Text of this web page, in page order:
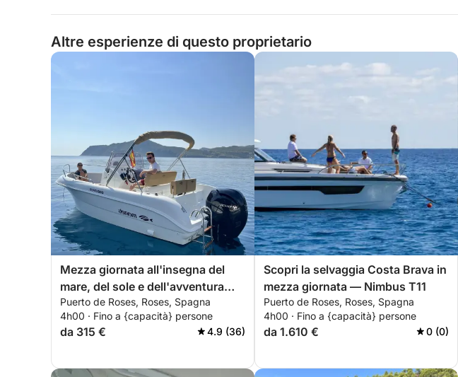
Altre esperienze di questo proprietario
Mezza giornata all'insegna del
mare, del sole e dell'avventura
costiera.
Puerto de Roses, Roses, Spagna
4h00 · Fino a {capacità} persone
da 315 € 4.9 (36)
Scopri la selvaggia Costa Brava in
mezza giornata — Nimbus T11
Puerto de Roses, Roses, Spagna
4h00 · Fino a {capacità} persone
da 1.610 € 0 (0)